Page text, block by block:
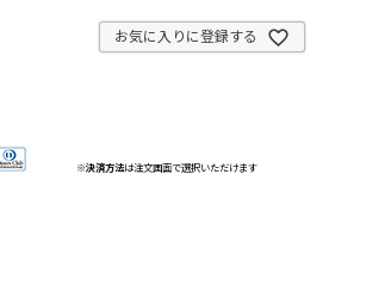
お気に入りに登録する
※決済方法は注文画面で選択いただけます